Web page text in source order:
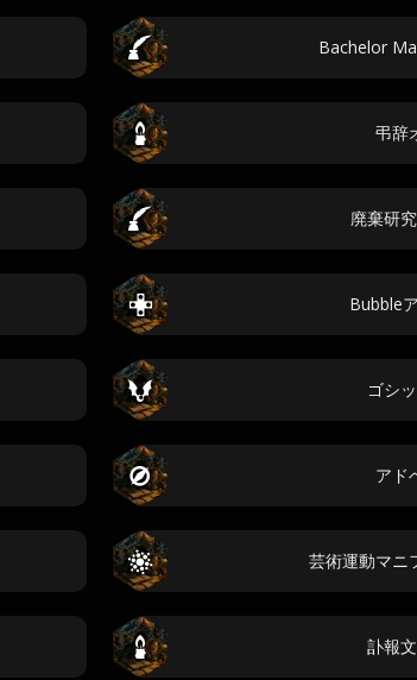
Bachelor
弔辞
廃棄研
Bubble
ゴシ
アド
芸術運動マニ
訃報